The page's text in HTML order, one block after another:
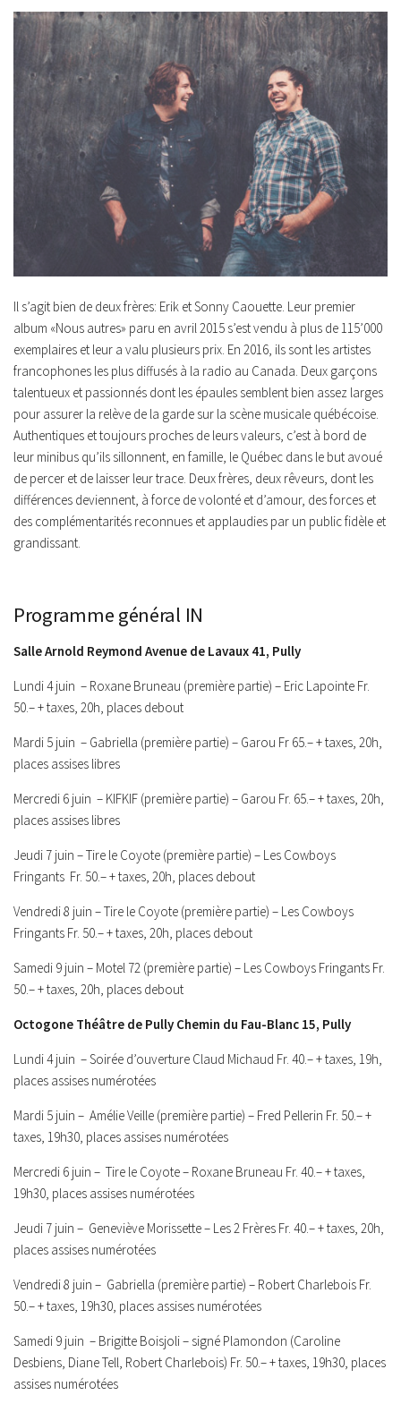
Il s’agit bien de deux frères: Erik et Sonny Caouette. Leur premier
album «Nous autres» paru en avril 2015 s’est vendu à plus de 115’000
exemplaires et leur a valu plusieurs prix. En 2016, ils sont les artistes
francophones les plus diffusés à la radio au Canada. Deux garçons
talentueux et passionnés dont les épaules semblent bien assez larges
pour assurer la relève de la garde sur la scène musicale québécoise.
Authentiques et toujours proches de leurs valeurs, c’est à bord de
leur minibus qu’ils sillonnent, en famille, le Québec dans le but avoué
de percer et de laisser leur trace. Deux frères, deux rêveurs, dont les
différences deviennent, à force de volonté et d’amour, des forces et
des complémentarités reconnues et applaudies par un public fidèle et
grandissant.
Programme général IN
Salle Arnold Reymond Avenue de Lavaux 41, Pully
Lundi 4 juin – Roxane Bruneau (première partie) – Eric Lapointe Fr.
50.– + taxes, 20h, places debout
Mardi 5 juin – Gabriella (première partie) – Garou Fr 65.– + taxes, 20h,
places assises libres
Mercredi 6 juin – KIFKIF (première partie) – Garou Fr. 65.– + taxes, 20h,
places assises libres
Jeudi 7 juin – Tire le Coyote (première partie) – Les Cowboys
Fringants Fr. 50.– + taxes, 20h, places debout
Vendredi 8 juin – Tire le Coyote (première partie) – Les Cowboys
Fringants Fr. 50.– + taxes, 20h, places debout
Samedi 9 juin – Motel 72 (première partie) – Les Cowboys Fringants Fr.
50.– + taxes, 20h, places debout
Octogone Théâtre de Pully Chemin du Fau-Blanc 15, Pully
Lundi 4 juin – Soirée d’ouverture Claud Michaud Fr. 40.– + taxes, 19h,
places assises numérotées
Mardi 5 juin – Amélie Veille (première partie) – Fred Pellerin Fr. 50.– +
taxes, 19h30, places assises numérotées
Mercredi 6 juin – Tire le Coyote – Roxane Bruneau Fr. 40.– + taxes,
19h30, places assises numérotées
Jeudi 7 juin – Geneviève Morissette – Les 2 Frères Fr. 40.– + taxes, 20h,
places assises numérotées
Vendredi 8 juin – Gabriella (première partie) – Robert Charlebois Fr.
50.– + taxes, 19h30, places assises numérotées
Samedi 9 juin – Brigitte Boisjoli – signé Plamondon (Caroline
Desbiens, Diane Tell, Robert Charlebois) Fr. 50.– + taxes, 19h30, places
assises numérotées